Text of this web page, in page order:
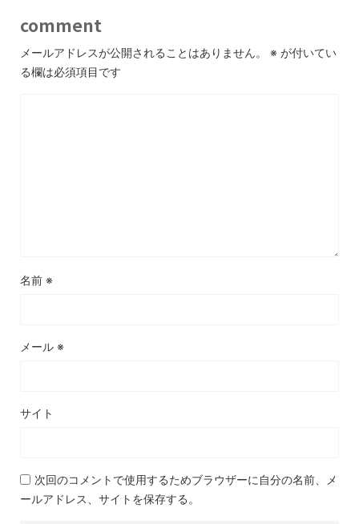
comment
メールアドレスが公開されることはありません。 ※ が付いてい
る欄は必須項目です
名前 ※
メール ※
サイト
次回のコメントで使用するためブラウザーに自分の名前、メ
ールアドレス、サイトを保存する。